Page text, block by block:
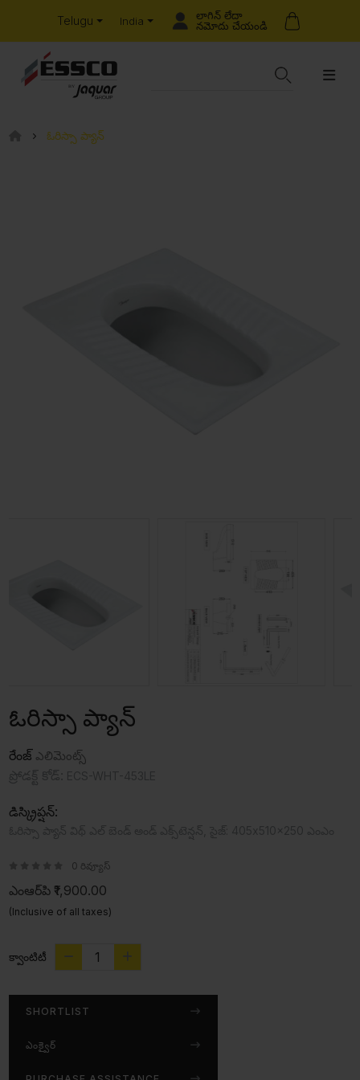
Telugu India
లాగిన్ లేదా
నమోదు చేయండి
ఓరిస్సా ప్యాన్
ఓరిస్సా ప్యాన్
రేంజ్ ఎలిమెంట్స్
డిస్క్రిప్షన్:
0 రివ్యూస్
ఎంఆర్‌పి ₹1,900.00
(Inclusive of all taxes)
క్వాంటిటీ
SHORTLIST
ఎంక్వైర్